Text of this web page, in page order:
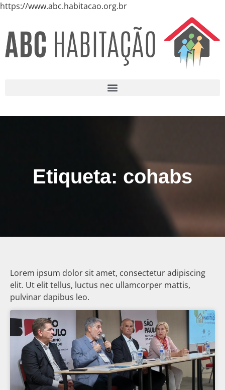
https://www.abc.habitacao.org.br
Etiqueta: cohabs
Lorem ipsum dolor sit amet, consectetur adipiscing
elit. Ut elit tellus, luctus nec ullamcorper mattis,
pulvinar dapibus leo.